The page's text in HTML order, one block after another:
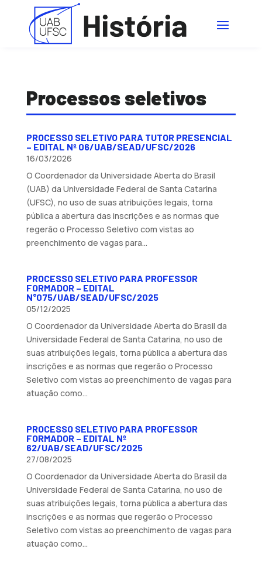
Processos seletivos
PROCESSO SELETIVO PARA TUTOR PRESENCIAL
– EDITAL Nº 06/UAB/SEAD/UFSC/2026
16/03/2026
O Coordenador da Universidade Aberta do Brasil
(UAB) da Universidade Federal de Santa Catarina
(UFSC), no uso de suas atribuições legais, torna
pública a abertura das inscrições e as normas que
regerão o Processo Seletivo com vistas ao
preenchimento de vagas para...
PROCESSO SELETIVO PARA PROFESSOR
FORMADOR – EDITAL
N°075/UAB/SEAD/UFSC/2025
05/12/2025
O Coordenador da Universidade Aberta do Brasil da
Universidade Federal de Santa Catarina, no uso de
suas atribuições legais, torna pública a abertura das
inscrições e as normas que regerão o Processo
Seletivo com vistas ao preenchimento de vagas para
atuação como...
PROCESSO SELETIVO PARA PROFESSOR
FORMADOR – EDITAL Nº
62/UAB/SEAD/UFSC/2025
27/08/2025
O Coordenador da Universidade Aberta do Brasil da
Universidade Federal de Santa Catarina, no uso de
suas atribuições legais, torna pública a abertura das
inscrições e as normas que regerão o Processo
Seletivo com vistas ao preenchimento de vagas para
atuação como...